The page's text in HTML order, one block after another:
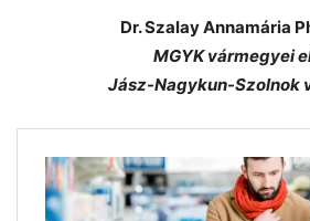
Dr. Szalay Annamária
MGYK vármegyei
Jász-Nagykun-Szolnok